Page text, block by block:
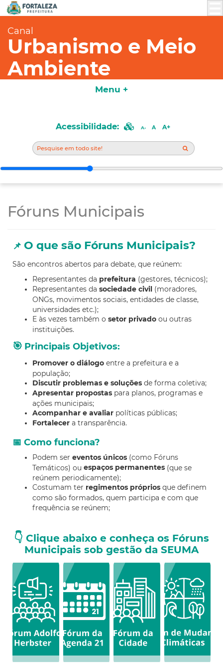
Canal
Urbanismo e Meio
Ambiente
Acessibilidade: A
Fóruns Municipais
📌 O que são Fóruns Municipais?
São encontros abertos para debate, que reúnem:
Representantes da prefeitura (gestores, técnicos);
Representantes da sociedade civil (moradores,
ONGs, movimentos sociais, entidades de classe,
universidades etc.);
E às vezes também o setor privado ou outras
instituições.
🎯 Principais Objetivos:
Promover o diálogo entre a prefeitura e a
população;
Discutir problemas e soluções de forma coletiva;
Apresentar propostas para planos, programas e
ações municipais;
Acompanhar e avaliar políticas públicas;
Fortalecer a transparência.
📅 Como funciona?
Podem ser eventos únicos (como Fóruns
Temáticos) ou espaços permanentes (que se
reúnem periodicamente);
Costumam ter regimentos próprios que definem
como são formados, quem participa e com que
frequência se reúnem;
👇 Clique abaixo e conheça os Fóruns
Municipais sob gestão da SEUMA